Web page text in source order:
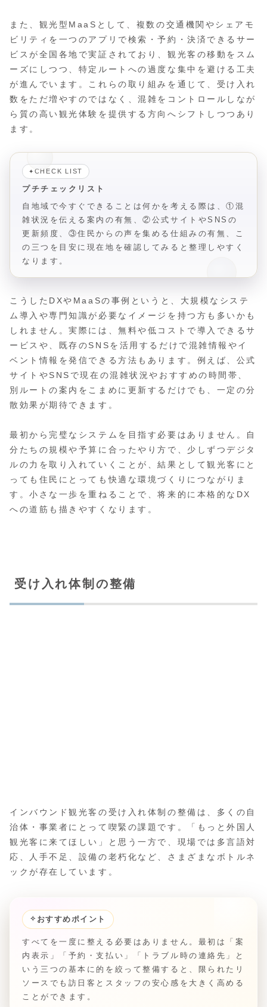
また、観光型MaaSとして、複数の交通機関やシェアモ
ビリティを一つのアプリで検索・予約・決済できるサー
ビスが全国各地で実証されており、観光客の移動をスム
ーズにしつつ、特定ルートへの過度な集中を避ける工夫
が進んでいます。これらの取り組みを通じて、受け入れ
数をただ増やすのではなく、混雑をコントロールしなが
ら質の高い観光体験を提供する方向へシフトしつつあり
ます。
✦ CHECK LIST
プチチェックリスト
自地域で今すぐできることは何かを考える際は、①混
雑状況を伝える案内の有無、②公式サイトやSNSの
更新頻度、③住民からの声を集める仕組みの有無、こ
の三つを目安に現在地を確認してみると整理しやすく
なります。
こうしたDXやMaaSの事例というと、大規模なシステ
ム導入や専門知識が必要なイメージを持つ方も多いかも
しれません。実際には、無料や低コストで導入できるサ
ービスや、既存のSNSを活用するだけで混雑情報やイ
ベント情報を発信できる方法もあります。例えば、公式
サイトやSNSで現在の混雑状況やおすすめの時間帯、
別ルートの案内をこまめに更新するだけでも、一定の分
散効果が期待できます。
最初から完璧なシステムを目指す必要はありません。自
分たちの規模や予算に合ったやり方で、少しずつデジタ
ルの力を取り入れていくことが、結果として観光客にと
っても住民にとっても快適な環境づくりにつながりま
す。小さな一歩を重ねることで、将来的に本格的なDX
への道筋も描きやすくなります。
受け入れ体制の整備
インバウンド観光客の受け入れ体制の整備は、多くの自
治体・事業者にとって喫緊の課題です。「もっと外国人
観光客に来てほしい」と思う一方で、現場では多言語対
応、人手不足、設備の老朽化など、さまざまなボトルネ
ックが存在しています。
✧ おすすめポイント
すべてを一度に整える必要はありません。最初は「案
内表示」「予約・支払い」「トラブル時の連絡先」と
いう三つの基本に的を絞って整備すると、限られたリ
ソースでも訪日客とスタッフの安心感を大きく高める
ことができます。